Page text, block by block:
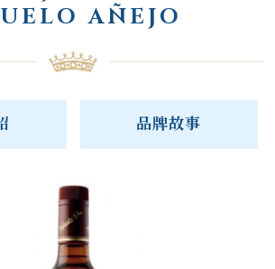
AÑEJO
品牌故事